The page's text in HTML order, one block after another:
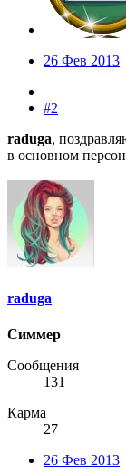
26 Фев 2013
#2
raduga,
в основном
raduga
Симмер
Сообщения
131
Карма
27
26 Фев 2013